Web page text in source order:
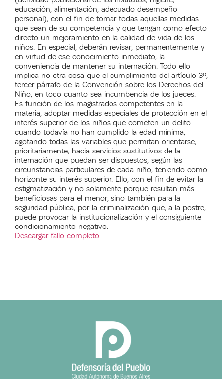
educación, alimentación, adecuado desempeño
personal), con el fin de tomar todas aquellas medidas
que sean de su competencia y que tengan como efecto
directo un mejoramiento en la calidad de vida de los
niños. En especial, deberán revisar, permanentemente y
en virtud de ese conocimiento inmediato, la
conveniencia de mantener su internación. Todo ello
implica no otra cosa que el cumplimiento del artículo 3º,
tercer párrafo de la Convención sobre los Derechos del
Niño, en todo cuanto sea incumbencia de los jueces.
Es función de los magistrados competentes en la
materia, adoptar medidas especiales de protección en el
interés superior de los niños que cometen un delito
cuando todavía no han cumplido la edad mínima,
agotando todas las variables que permitan orientarse,
prioritariamente, hacia servicios sustitutivos de la
internación que puedan ser dispuestos, según las
circunstancias particulares de cada niño, teniendo como
horizonte su interés superior. Ello, con el fin de evitar la
estigmatización y no solamente porque resultan más
beneficiosas para el menor, sino también para la
seguridad pública, por la criminalización que, a la postre,
puede provocar la institucionalización y el consiguiente
condicionamiento negativo.
Descargar fallo completo